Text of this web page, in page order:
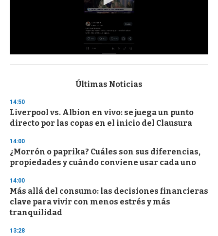
s
d
s
o
f
3
s
e
c
n
d
Últimas Noticias
14:50
Liverpool vs. Albion en vivo: se juega un punto
directo por las copas en el inicio del Clausura
14:00
¿Morrón o paprika? Cuáles son sus diferencias,
propiedades y cuándo conviene usar cada uno
14:00
Más allá del consumo: las decisiones financieras
clave para vivir con menos estrés y más
tranquilidad
13:28